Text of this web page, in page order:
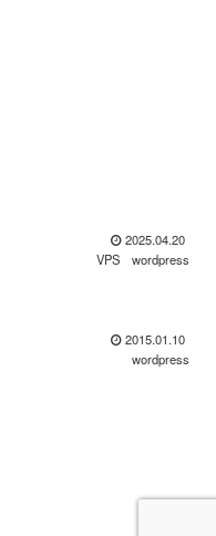
2025.04.20
VPS
wordpress
2015.01.10
wordpress